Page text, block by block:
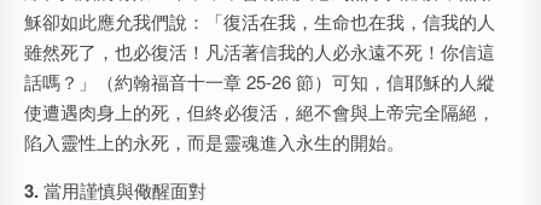
穌卻如此應允我們說：「復活在我，生命也在我，信我的人
雖然死了，也必復活！凡活著信我的人必永遠不死！你信這
話嗎？」（約翰福音十一章 25-26 節）可知，信耶穌的人縱
使遭遇肉身上的死，但終必復活，絕不會與上帝完全隔絕，
陷入靈性上的永死，而是靈魂進入永生的開始。
3.當用謹慎與儆醒面對